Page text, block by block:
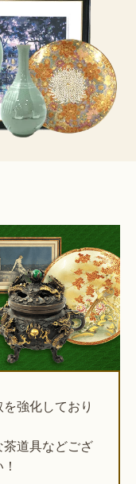
強化しており
道具などござ